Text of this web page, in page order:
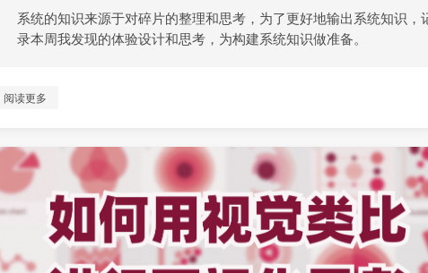
系统的知识来源于对碎片的整理和思考，为了更好地输出系统知识，
录本周我发现的体验设计和思考，为构建系统知识做准备。
阅读更多